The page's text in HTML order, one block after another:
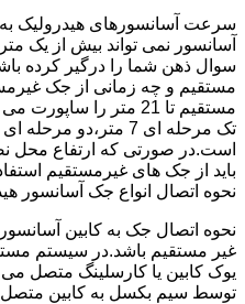
سرعت آسانسورهای هیدرولیک
آسانسور نمی تواند بیش از یک
سوال ذهن شما را درگیر کرده
مستقیم و چه زمانی از جک
مستقیم تا 21 متر را
باید از جک های غیرمستقیم
نحوه اتصال انواع جک آسانسور
نحوه اتصال جک به کابین
غیر مستقیم باشد.در سیستم
یوک کابین یا کارسلینگ متصل
توسط سیم بکسل به کابین